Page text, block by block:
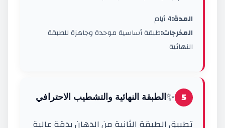
المدة:4 أيام
المخرجات:طبقة أساسية موحدة وجاهزة للطبقة
النهائية
5
✨ الطبقة النهائية والتشطيب الاحترافي
تطبيق الطبقة الثانية من الدهان بدقة عالية